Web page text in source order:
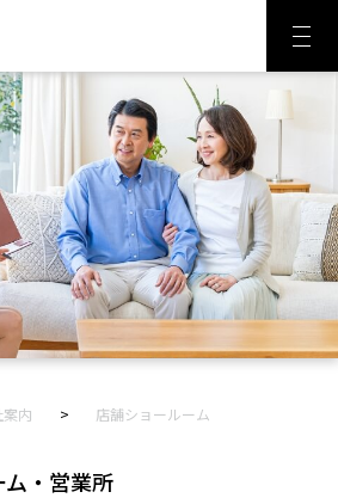
案内 店舗ショールーム
・営業所